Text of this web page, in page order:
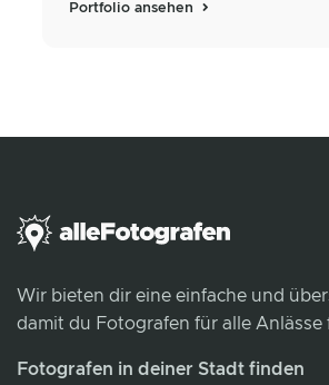
Portfolio ansehen
Wir bieten dir eine einfache und
damit du Fotografen für alle Anlässe
Fotografen in deiner Stadt finden